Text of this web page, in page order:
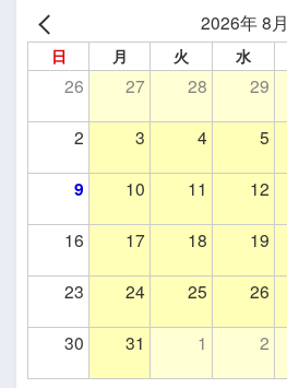
2026年 8月
日 月 火 水
26 27 28 29
2 3 4 5
9 10 11 12
16 17 18 19
23 24 25 26
30 31 1 2